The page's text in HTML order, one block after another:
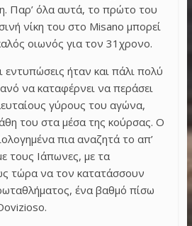
Παρ’ όλα αυτά, το πρώτο του
νίκη του στο Misano μπορεί
οιωνός για τον 31χρονο.
εντυπώσεις ήταν και πάλι πολύ
να καταφέρνει να περάσει
γύρους του αγώνα,
του στα μέσα της κούρσας. Ο
πια αναζητά το απ’
τους Ιάπωνες, με τα
τώρα να τον κατατάσσουν
ένα βαθμό πίσω